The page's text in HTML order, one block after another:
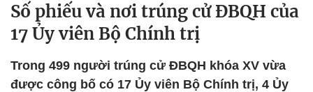
Số phiếu và nơi trúng cử ĐBQH của
17 Ủy viên Bộ Chính trị
Trong 499 người trúng cử ĐBQH khóa XV vừa
được công bố có 17 Ủy viên Bộ Chính trị, 4 Ủy